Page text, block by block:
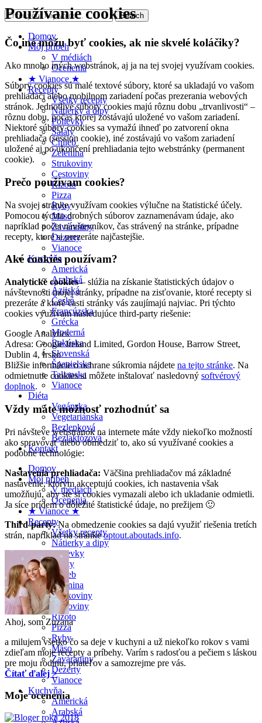
Domov
Môj príbeh
V médiách
Ocenenia
★ Vianoce ★
Recepty
Všetky recepty
Nátierky a dipy
Polievky
Šaláty
Chlieb
Zelenina
Strukoviny
Cestoviny
Rizoto
Pizza
Ryby
Mäso
Zaváraniny
Dezerty
Vianoce
Kuchyňa
Americká
Arabská
Ázijská
Česká
Francúzska
Grécka
Moderná
Rakúska
Slovenská
Španielska
Talianska
Vianoce
Diéta
Vegánska
Vegetariánska
Bezlepková
Bezlaktózová
Kontakt
Domov
Môj príbeh
V médiách
Ocenenia
★ Vianoce ★
Recepty
Všetky recepty
Nátierky a dipy
Polievky
Šaláty
Chlieb
Zelenina
Strukoviny
Cestoviny
Rizoto
Pizza
Ryby
Mäso
Zaváraniny
Dezerty
Vianoce
Kuchyňa
Americká
Arabská
Používanie cookies
Čo iné môžu byť cookies, ak nie skvelé koláčiky?
Ako mnoho iných webstránok, aj ja na tej svojej využívam cookies.
Súbory cookies sú malé textové súbory, ktoré sa ukladajú vo vašom
prehliadači alebo mobilnom zariadení počas prezerania webových
stránok. Jednotlivé súbory cookies majú rôznu dobu „trvanlivosti“ –
rôznu dobu, počas ktorej zostávajú uložené vo vašom zariadení.
Niektoré súbory cookies sa vymažú ihneď po zatvorení okna
prehliadača (session cookie), iné zostávajú vo vašom zariadení
uložené aj po ukončení prehliadania tejto webstránky (permanent
cookie).
Prečo používam cookies?
Na svojej stránke využívam cookies výlučne na štatistické účely.
Pomocou týchto drobných súborov zaznamenávam údaje, ako
napríklad počet návštevníkov, čas strávený na stránke, prípadne
recepty, ktoré si prezeráte najčastejšie.
Aké cookies používam?
Analytické cookies– slúžia na získanie štatistických údajov o
návštevnosti mojej stránky, prípadne na zisťovanie, ktoré recepty si
prezeráte a ktoré časti stránky vás zaujímajú najviac. Pri týchto
cookies využívam nasledujúce third-party riešenie:
Google Analytics
Adresa: Google Ireland Limited, Gordon House, Barrow Street,
Dublin 4, Írsko
Bližšie informácie o ochrane súkromia nájdete na tejto stránke. Na
odmietnutie cookies si môžete inštalovať nasledovný softvérový
doplnok.
Vždy máte možnosť rozhodnúť sa
Pri návšteve webstránok na internete máte vždy niekoľko možností
ako spravovať alebo obmedziť to, ako sú využívané cookies a
podobné technológie:
Nastavenia prehliadača: Väčšina prehliadačov má základné
nastavenie, ktorým akceptujú cookies, ich nastavenia však
umožňujú, aby ste si cookies vymazali alebo ich ukladanie odmietli.
Ja síce prídem o dôležité štatistické údaje, no prežijem 🙂
Third-party:Na obmedzenie cookies sa dajú využiť riešenia tretích
strán, napríklad na stránkeoptout.aboutads.info.
Ahoj, som Zuzana
a milujem všetko čo sa deje v kuchyni a už niekoľko rokov s vami
zdieľam moje recepty a príbehy. Varím s radosťou a pečiem s láskou
pre moju rodinu, priateľov a samozrejme pre vás.
Čítať ďalej >
Moje ocenenia